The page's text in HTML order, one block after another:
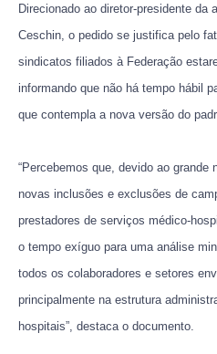
Direcionado ao diretor-presidente da
Ceschin, o pedido se justifica pelo
sindicatos filiados à Federação
informando que não há tempo hábil
que contempla a nova versão do
“Percebemos que, devido ao grande
novas inclusões e exclusões de
prestadores de serviços médico-
o tempo exíguo para uma análise
todos os colaboradores e setores
principalmente na estrutura
hospitais”, destaca o documento.